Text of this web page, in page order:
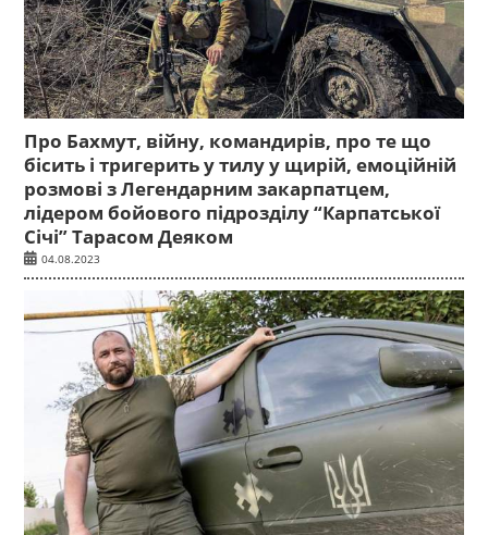
Про Бахмут, війну, командирів, про те що
бісить і тригерить у тилу у щирій, емоційній
розмові з Легендарним закарпатцем,
лідером бойового підрозділу “Карпатської
Січі” Тарасом Деяком
04.08.2023